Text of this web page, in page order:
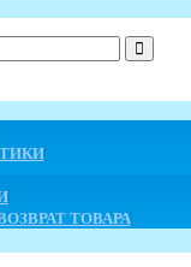
ТОВАРА